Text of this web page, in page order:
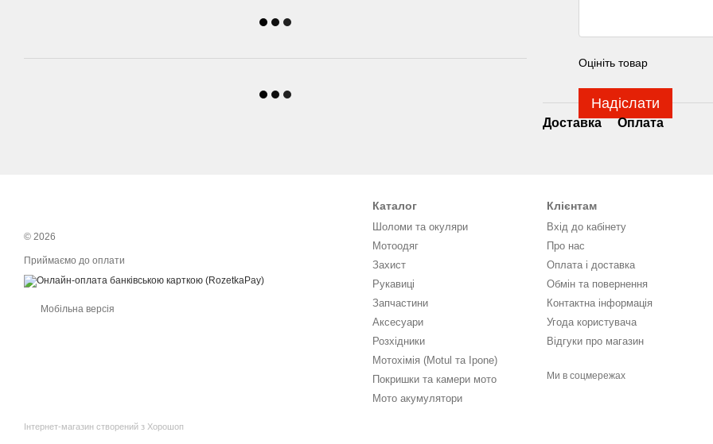
Оцініть товар
Надіслати
Доставка Оплата
© 2026
Приймаємо до оплати
Мобільна версія
Інтернет-магазин створений з Хорошоп
Каталог
Шоломи та окуляри
Мотоодяг
Захист
Рукавиці
Запчастини
Аксесуари
Розхідники
Мотохімія (Motul та Ipone)
Покришки та камери мото
Мото акумулятори
Клієнтам
Вхід до кабінету
Про нас
Оплата і доставка
Обмін та повернення
Контактна інформація
Угода користувача
Відгуки про магазин
Ми в соцмережах